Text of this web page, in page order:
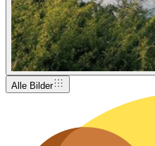
Alle Bilder